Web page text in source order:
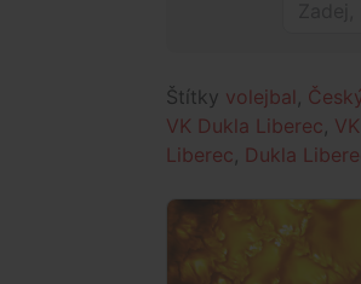
Štítky volejbal
VK Dukla Liberec
Liberec Dukla